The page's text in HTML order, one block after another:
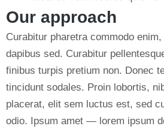
Our approach
Curabitur pharetra commodo
dapibus sed. Curabitur
finibus turpis pretium non. Donec
tincidunt sodales. Proin lobortis,
placerat, elit sem luctus est, sed
odio. Ipsum amet — lorem ipsum